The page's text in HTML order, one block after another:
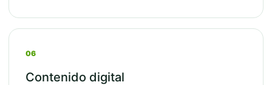
06
Contenido digital